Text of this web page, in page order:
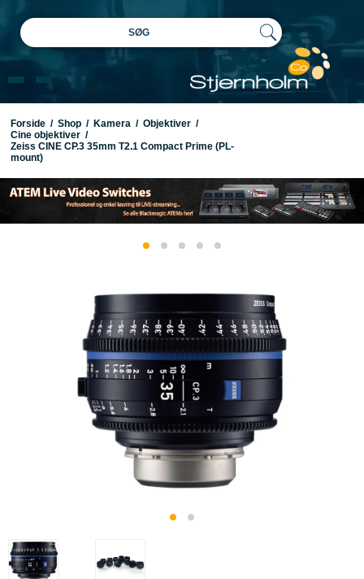
SØG
Forside / Shop / Kamera / Objektiver /
Cine objektiver /
Zeiss CINE CP.3 35mm T2.1 Compact Prime (PL-
mount)